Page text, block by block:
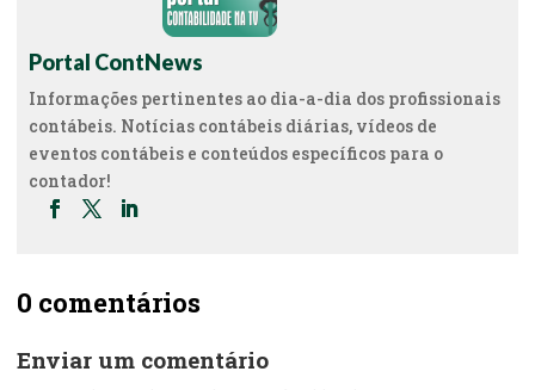
Portal ContNews
Informações pertinentes ao dia-a-dia dos profissionais
contábeis. Notícias contábeis diárias, vídeos de
eventos contábeis e conteúdos específicos para o
contador!
0 comentários
Enviar um comentário